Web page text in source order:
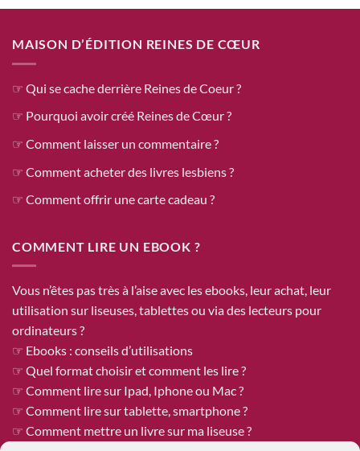
MAISON D’ÉDITION REINES DE CŒUR
☞ Qui se cache derrière Reines de Coeur ?
☞ Pourquoi avoir créé Reines de Cœur ?
☞ Comment laisser un commentaire ?
☞ Comment acheter des livres lesbiens ?
☞ Comment offrir une carte cadeau ?
COMMENT LIRE UN EBOOK ?
Vous n’êtes pas très à l’aise avec les ebooks, leur achat, leur
utilisation sur liseuses, tablettes ou via des lecteurs pour
ordinateurs ?
☞ Ebooks : conseils d’utilisations
☞ Quel format choisir et comment les lire ?
☞ Comment lire sur Ipad, Iphone ou Mac ?
☞ Comment lire sur tablette, smartphone ?
☞ Comment mettre un livre sur ma liseuse ?